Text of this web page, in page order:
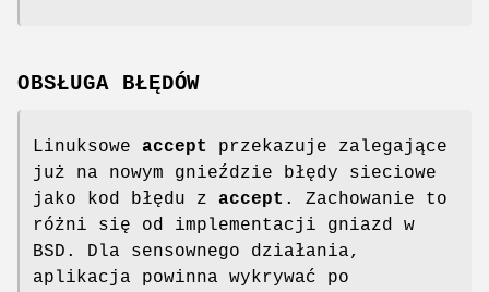
OBSŁUGA BŁĘDÓW
Linuksowe accept
przekazuje zalegające
już na nowym gnieździe błędy sieciowe
jako kod błędu z accept . Zachowanie to
różni się od implementacji gniazd w
BSD. Dla sensownego działania,
aplikacja powinna wykrywać po